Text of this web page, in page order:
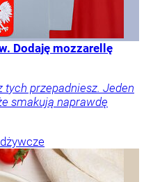
Dodaję mozzarellę
tych przepadniesz. Jeden
smakują naprawdę